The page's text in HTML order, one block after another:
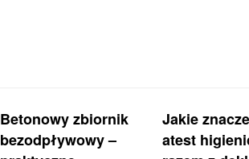
Betonowy zbiornik
bezodpływowy –
Jakie
atest